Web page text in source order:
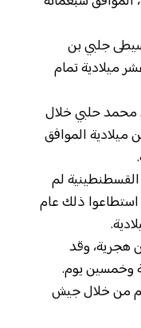
جلبي بن
ميلادية تمام
محمد حلبي خلال
ميلادية الموافق
لم
استطاعوا ذلك عام
هجرية، وقد
وخمسين يوم.
من خلال جيش